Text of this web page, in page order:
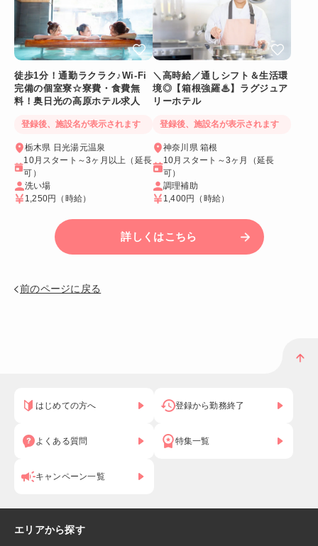
徒歩1分！通勤ラクラク♪Wi-Fi
完備の個室寮☆寮費・食費無
料！奥日光の高原ホテル求人
登録後、施設名が表示されます
栃木県 日光湯元温泉
10月スタート～3ヶ月以上（延長
可）
洗い場
1,250円
（時給）
＼高時給／通しシフト＆生活環
境◎【箱根強羅♨】ラグジュア
リーホテル
登録後、施設名が表示されます
神奈川県 箱根
10月スタート～3ヶ月（延長
可）
調理補助
1,400円
（時給）
詳しくはこちら
前のページに戻る
はじめての方へ 登録から勤務終了
よくある質問 特集一覧
キャンペーン一覧
エリアから探す